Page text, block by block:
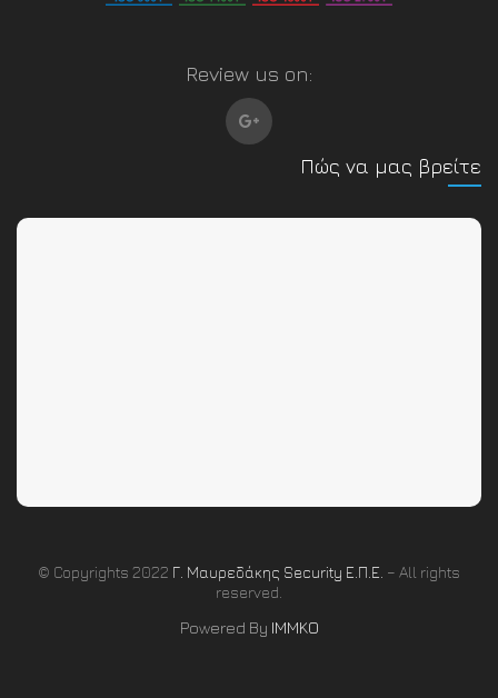
Review us on:
Πώς να μας βρείτε
© Copyrights 2022 Γ. Μαυρεδάκης Security Ε.Π.Ε. – All rights
reserved.
Powered By IMMKO